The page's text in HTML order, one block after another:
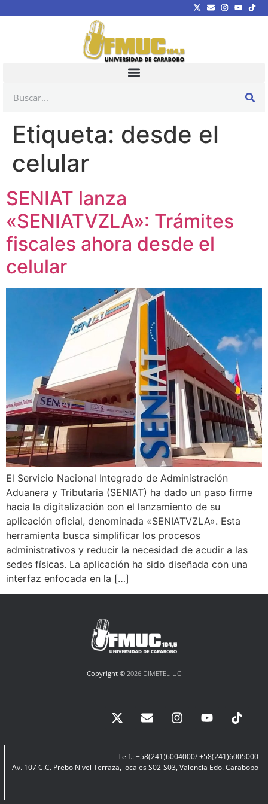
Etiqueta: desde el
celular
SENIAT lanza
«SENIATVZLA»: Trámites
fiscales ahora desde el
celular
El Servicio Nacional Integrado de Administración
Aduanera y Tributaria (SENIAT) ha dado un paso firme
hacia la digitalización con el lanzamiento de su
aplicación oficial, denominada «SENIATVZLA». Esta
herramienta busca simplificar los procesos
administrativos y reducir la necesidad de acudir a las
sedes físicas. La aplicación ha sido diseñada con una
interfaz enfocada en la […]
Copyright © 2026 DIMETEL-UC
Telf.: +58(241)6004000/ +58(241)6005000
Av. 107 C.C. Prebo Nivel Terraza, locales S02-S03, Valencia Edo. Carabobo